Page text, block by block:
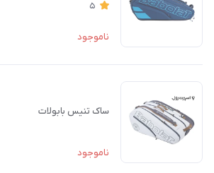
5
ناموجود
ساک تنیس بابولات
ناموجود